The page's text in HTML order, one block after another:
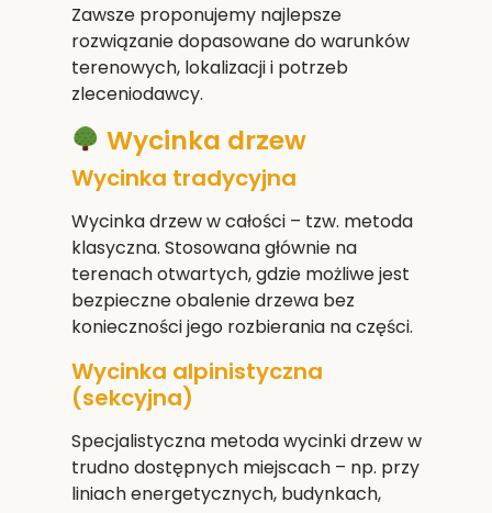
Zawsze proponujemy najlepsze
rozwiązanie dopasowane do warunków
terenowych, lokalizacji i potrzeb
zleceniodawcy.
Wycinka drzew
Wycinka tradycyjna
Wycinka drzew w całości – tzw. metoda
klasyczna. Stosowana głównie na
terenach otwartych, gdzie możliwe jest
bezpieczne obalenie drzewa bez
konieczności jego rozbierania na części.
Wycinka alpinistyczna
(sekcyjna)
Specjalistyczna metoda wycinki drzew w
trudno dostępnych miejscach – np. przy
liniach energetycznych, budynkach,